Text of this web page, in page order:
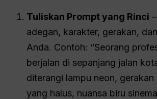
Tuliskan Prompt yang Rinci
adegan, karakter, gerakan,
Anda. Contoh: “Seorang
berjalan di sepanjang jalan
diterangi lampu neon,
yang halus, nuansa biru